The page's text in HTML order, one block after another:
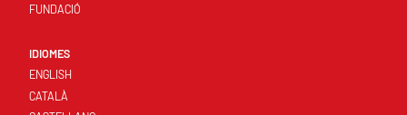
FUNDACIÓ
IDIOMES
ENGLISH
CATALÀ